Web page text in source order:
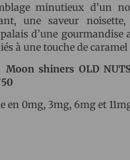
minutieux d’un
une saveur noisette,
d’une gourmandise
à une touche de
shiners OLD NUTS
en 0mg, 3mg, 6mg et